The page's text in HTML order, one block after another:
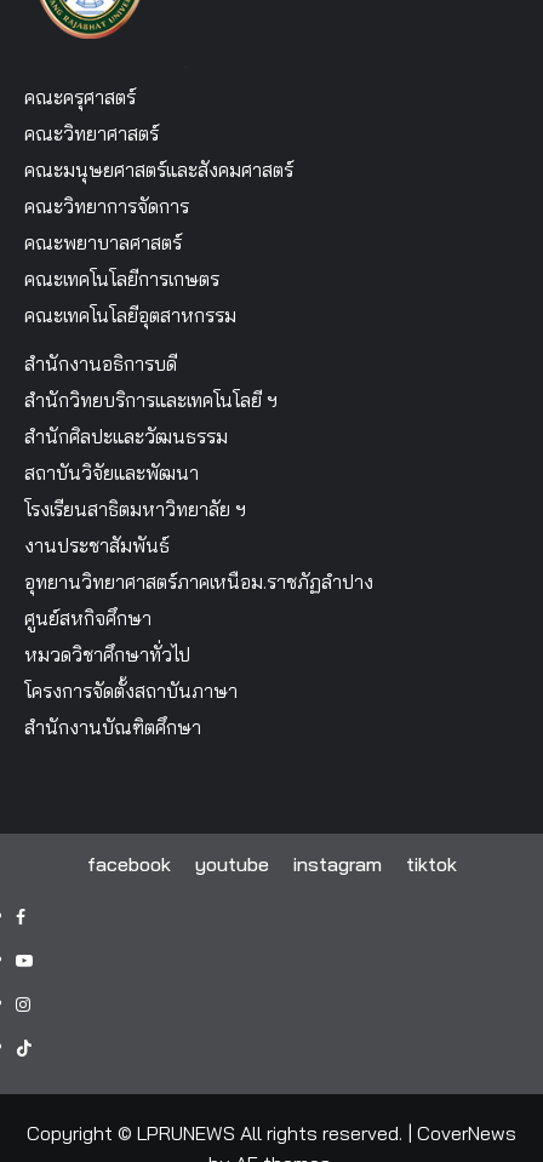
คณะครุศาสตร์
คณะวิทยาศาสตร์
คณะมนุษยศาสตร์และสังคมศาสตร์
คณะวิทยาการจัดการ
คณะพยาบาลศาสตร์
คณะเทคโนโลยีการเกษตร
คณะเทคโนโลยีอุตสาหกรรม
สำนักงานอธิการบดี
สำนักวิทยบริการและเทคโนโลยี ฯ
สำนักศิลปะและวัฒนธรรม
สถาบันวิจัยและพัฒนา
โรงเรียนสาธิตมหาวิทยาลัย ฯ
งานประชาสัมพันธ์
อุทยานวิทยาศาสตร์ภาคเหนือม.ราชภัฏลำปาง
ศูนย์สหกิจศึกษา
หมวดวิชาศึกษาทั่วไป
โครงการจัดตั้งสถาบันภาษา
สำนักงานบัณฑิตศึกษา
facebook youtube instagram tiktok
facebook
youtube
instagram
tiktok
Copyright © LPRUNEWS All rights reserved.
CoverNews